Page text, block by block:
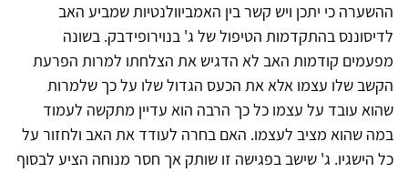
ההשערה כי יתכן ויש קשר בין האמביוולנטיות שמביע האב
לדיסוננס בהתקדמות הטיפול של ג' בנוירופידבק. בשונה
מפעמים קודמות האב לא הדגיש את הצלחתו למרות הפרעת
הקשב שלו עצמו אלא את הכעס הגדול שלו על כך שלמרות
שהוא עובד על עצמו כל כך הרבה הוא עדיין מתקשה לעמוד
במה שהוא מציב לעצמו. האם בחרה לעודד את האב ולחזור על
כל הישגיו. ג' שישב בפגישה זו שותק אך חסר מנוחה הציע לבסוף